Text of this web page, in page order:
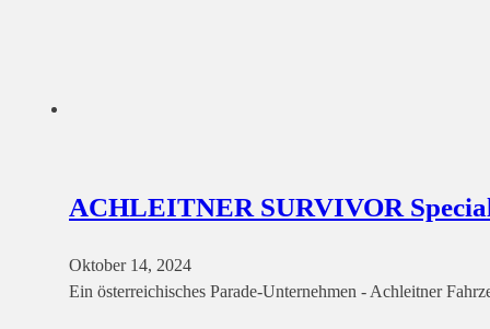
ACHLEITNER SURVIVOR
Oktober 14, 2024
Ein österreichisches Parade-Unternehmen - Achleitner